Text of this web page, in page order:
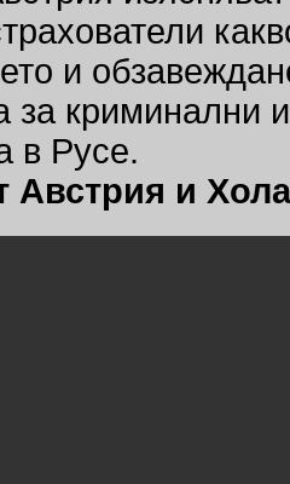
и
за криминални
в Русе.
Австрия и